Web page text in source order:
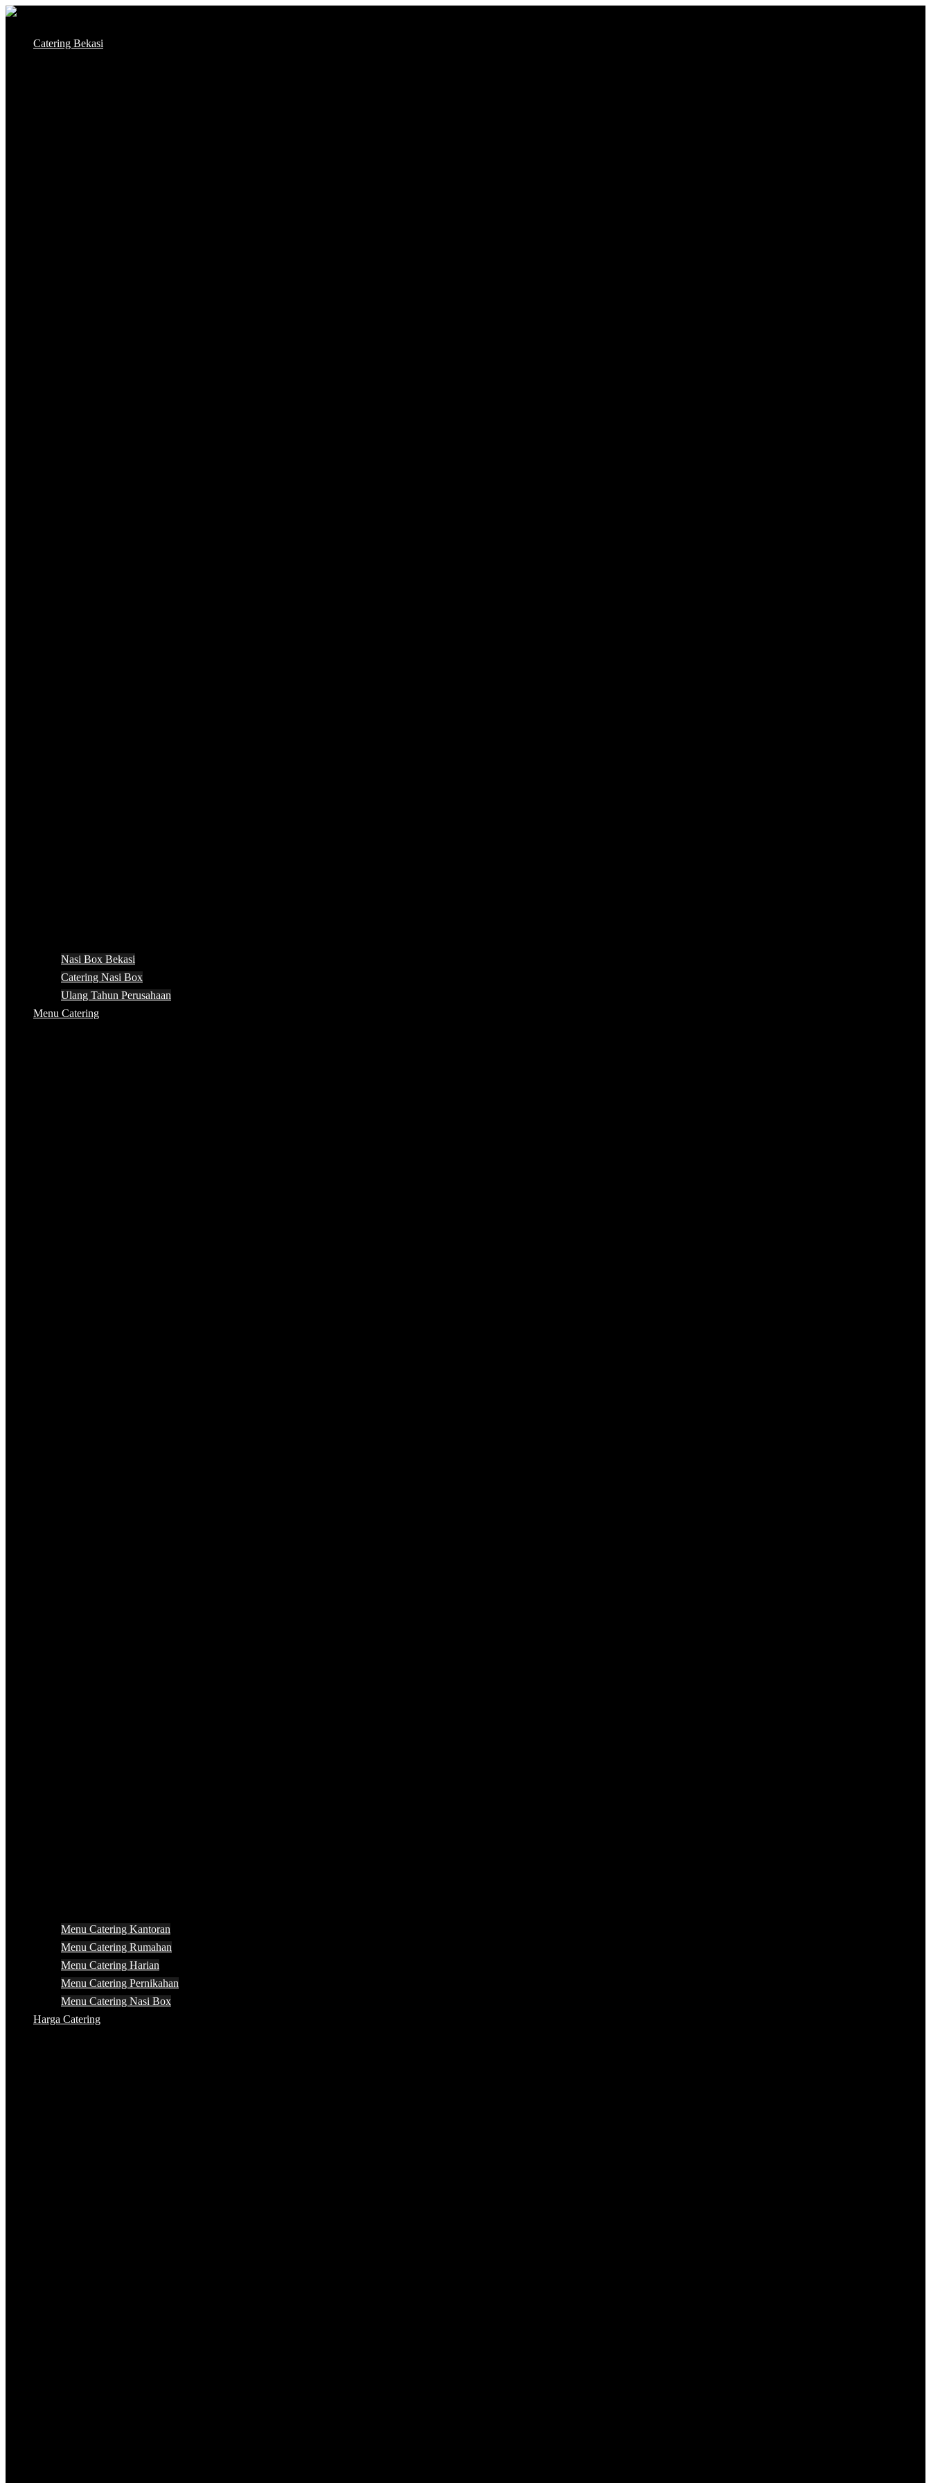
Skip
content
Catering Bekasi
Nasi Box Bekasi
Catering Nasi Box
Ulang Tahun Perusahaan
Menu Catering
Menu Catering Kantoran
Menu Catering Rumahan
Menu Catering Harian
Menu Catering Pernikahan
Menu Catering Nasi Box
Harga Catering